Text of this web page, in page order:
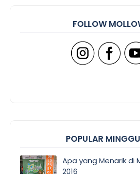
FOLLOW
POPULAR
Apa yang Menarik di
2016